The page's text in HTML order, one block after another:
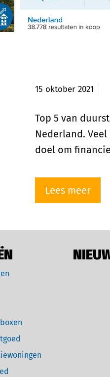
15 oktober 2021
Top 5 van
Nederland.
doel om
Lees meer